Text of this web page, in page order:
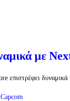
με
επιστρέφει